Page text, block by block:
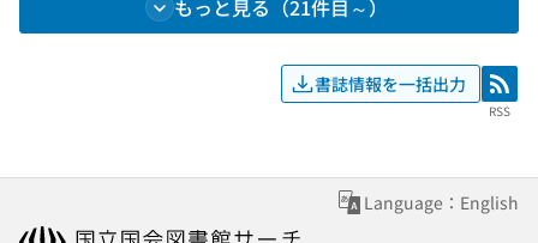
もっと見る（21件目～）
書誌情報を一括出力 RSS
RSS
Language：English